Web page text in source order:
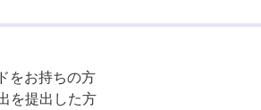
をお持ちの方
を提出した方